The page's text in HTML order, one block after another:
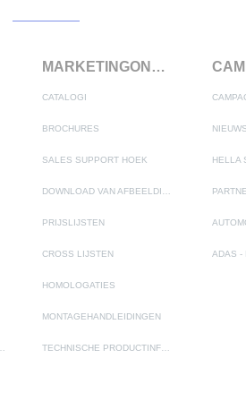
MARKETINGONDERSTEUNING
CATALOGI
BROCHURES
SALES SUPPORT HOEK
PRIJSLIJSTEN
CROSS LIJSTEN
HOMOLOGATIES
MONTAGEHANDLEIDINGEN